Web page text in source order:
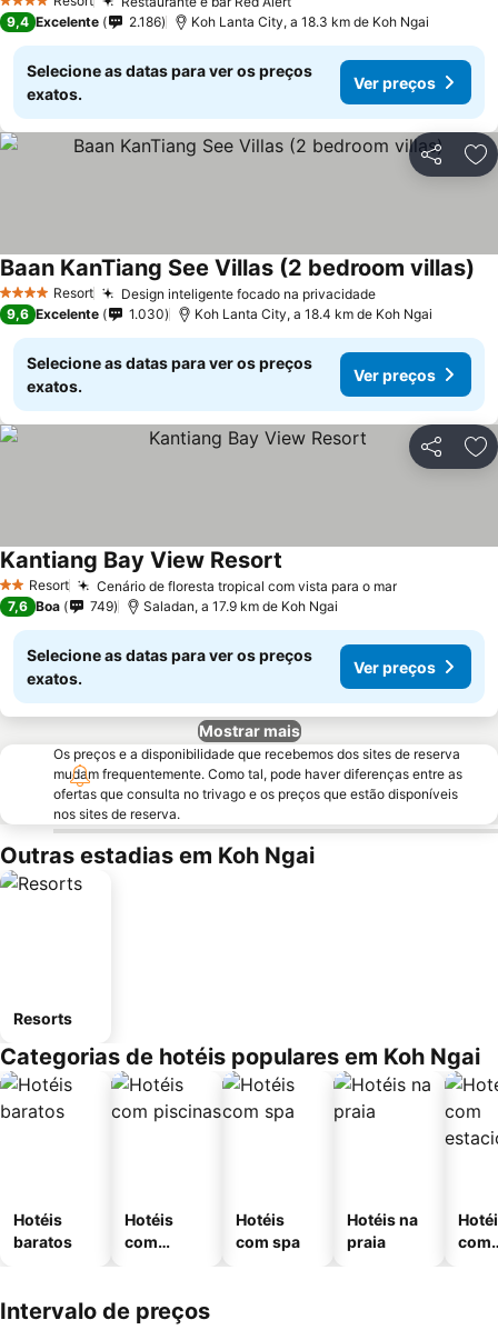
4 Estrelas
9,4 Excelente 2.186 Koh Lanta City, a 18.3 km de Koh Ngai
Selecione as datas para ver os preços
exatos.
Ver preços
Partilhar
4 EstrelasResort Design inteligente focado na privacidade
Baan KanTiang See Villas (2 bedroom villas)
9,6 Excelente 1.030 Koh Lanta City, a 18.4 km de Koh Ngai
Selecione as datas para ver os preços
exatos.
Ver preços
Partilhar
2 Estrelas
Resort Cenário de floresta tropical com vista para o mar
Kantiang Bay View Resort
7,6 Boa 749 Saladan, a 17.9 km de Koh Ngai
Selecione as datas para ver os preços
exatos.
Ver preços
Mostrar mais
Os preços e a disponibilidade que recebemos dos sites de reserva
mudam frequentemente. Como tal, pode haver diferenças entre as
ofertas que consulta no trivago e os preços que estão disponíveis
nos sites de reserva.
Outras estadias em Koh Ngai
Resorts
Categorias de hotéis populares em Koh Ngai
Hotéis
baratos
Hotéis
com
Hotéis
com spa
Hotéis na
praia
com
Intervalo de preços